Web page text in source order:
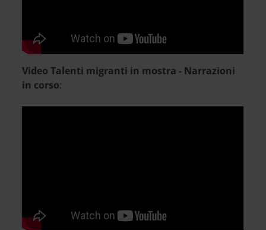
Video Talenti migranti in mostra - Narrazioni
in corso: